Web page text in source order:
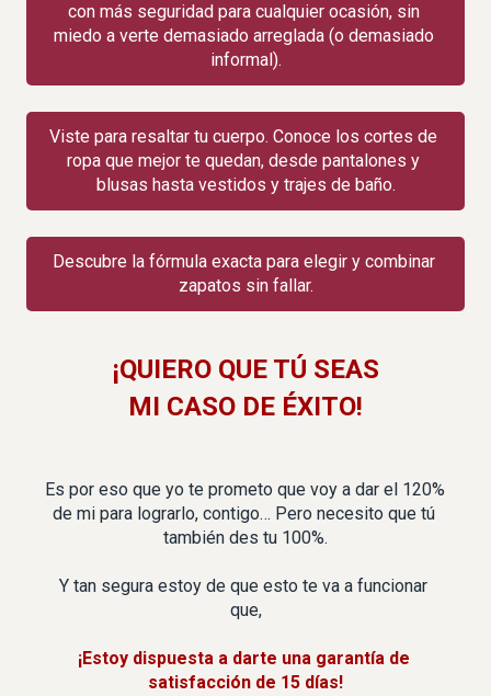
con más seguridad para cualquier ocasión, sin
miedo a verte demasiado arreglada (o demasiado
informal).
Viste para resaltar tu cuerpo. Conoce los cortes de
ropa que mejor te quedan, desde pantalones y
blusas hasta vestidos y trajes de baño.
Descubre la fórmula exacta para elegir y combinar
zapatos sin fallar.
¡QUIERO QUE TÚ SEAS
MI CASO DE ÉXITO!
Es por eso que yo te prometo que voy a dar el 120%
de mi para lograrlo, contigo… Pero necesito que tú
también des tu 100%.
Y tan segura estoy de que esto te va a funcionar
que,
¡Estoy dispuesta a darte una garantía de
satisfacción de 15 días!